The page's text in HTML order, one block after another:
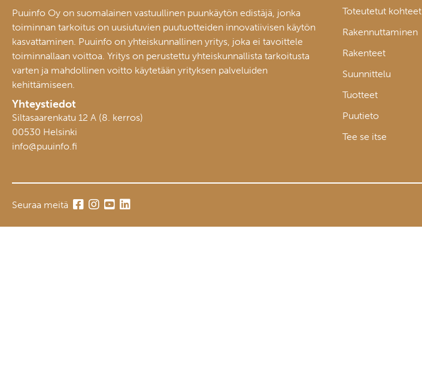
Puuinfo Oy on suomalainen vastuullinen puunkäytön edistäjä, jonka
toiminnan tarkoitus on uusiutuvien puutuotteiden innovatiivisen käytön
kasvattaminen. Puuinfo on yhteiskunnallinen yritys, joka ei tavoittele
toiminnallaan voittoa. Yritys on perustettu yhteiskunnallista tarkoitusta
varten ja mahdollinen voitto käytetään yrityksen palveluiden
kehittämiseen.
Yhteystiedot
Siltasaarenkatu 12 A (8. kerros)
00530 Helsinki
info@puuinfo.fi
Toteutetut kohteet
Rakennuttaminen
Rakenteet
Suunnittelu
Tuotteet
Puutieto
Tee se itse
Seuraa meitä